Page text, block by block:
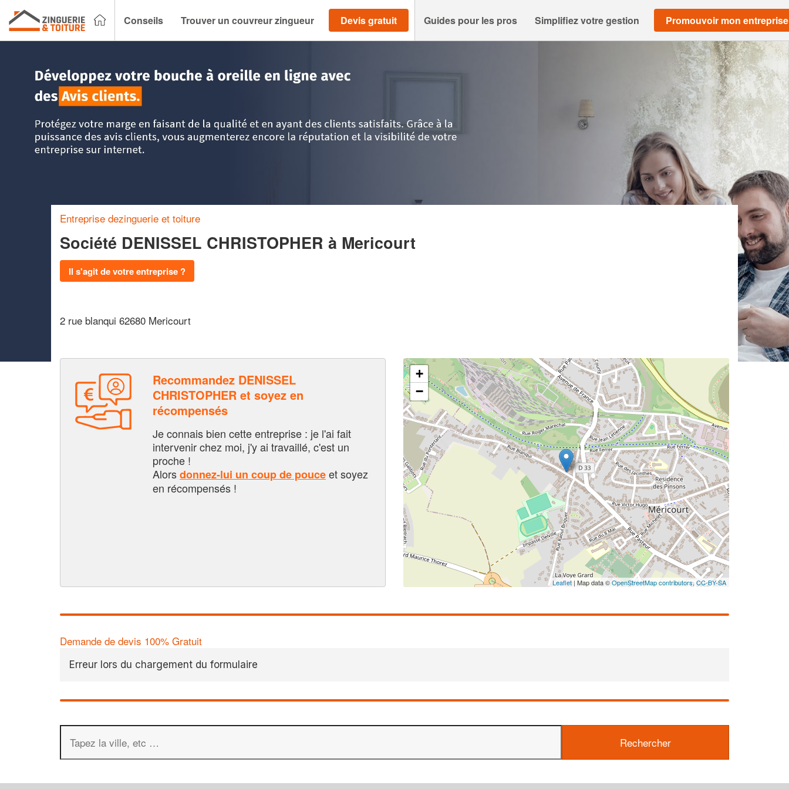
Conseils Trouver un couvreur zingueur Devis gratuit Guides pour les pros Simplifiez votre gestion Promouvoir mon entreprise
Entreprise dezinguerie et toiture
Société DENISSEL CHRISTOPHER à Mericourt
Il s'agit de votre entreprise ?
2 rue blanqui 62680 Mericourt
Recommandez DENISSEL
CHRISTOPHER et soyez en
récompensés
Je connais bien cette entreprise : je l'ai fait
intervenir chez moi, j'y ai travaillé, c'est un
proche !
Alorsdonnez-lui un coup de pouceet soyez
en récompensés !
+
−
Leaflet | Map data ©OpenStreetMap contributors,CC-BY-SA
Demande de devis 100% Gratuit
Erreur lors du chargement du formulaire
✕
Vous êtes un
professionnel ?
Augmentez votrechiffre d'affaires
vosmargestout en gagnant de
nouveaux clients!
En savoir plus